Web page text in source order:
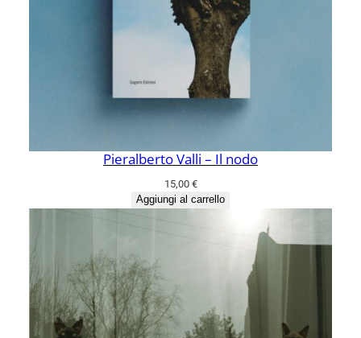
Pieralberto Valli – Il nodo
15,00 €
Aggiungi al carrello